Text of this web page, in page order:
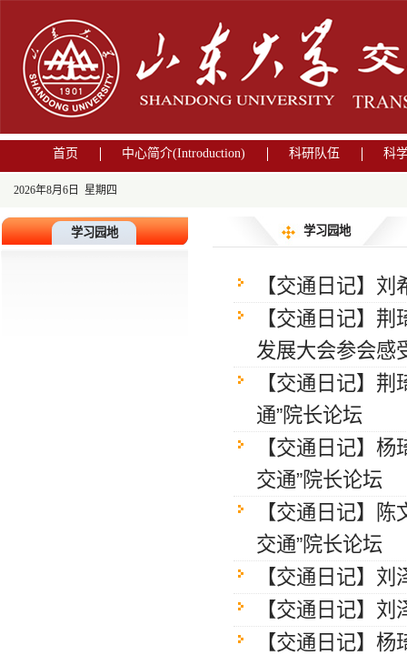
首页 中心简介(Introduction) 科研队伍 科
2026年8月6日 星期四
学习园地 学习园地
【交通日记】
【交通日记】
发展大会参会感
【交通日记】
通”院长论坛
【交通日记】
交通”院长论坛
【交通日记】
交通”院长论坛
【交通日记】
【交通日记】
【交通日记】